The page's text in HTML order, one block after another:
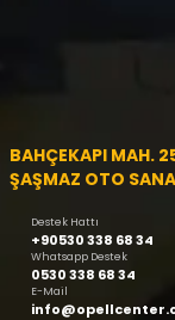
BAHÇEKAPI MAH.
ŞAŞMAZ OTO
Destek Hattı
+90530 338 68 34
Whatsapp Destek
0530 338 68 34
E-Mail